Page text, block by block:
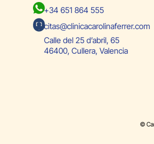
+34 651 864 555
citas@clinicacarolinaferrer.com
Calle del 25 d’abril, 65
46400, Cullera, Valencia
©